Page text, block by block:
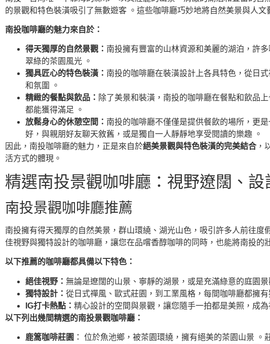
的景觀和特色裝潢吸引了無數遊客 。這些咖啡廳巧妙地將自然美景與人
南投咖啡廳的魅力來自於：
得天獨厚的自然景觀： 南投擁有豐富的山林資源和美麗的湖泊，許
翠綠的茶園風光 。
獨具匠心的特色裝潢： 南投的咖啡廳在裝潢設計上各具特色，從日
和氛圍 。
精緻的餐點與飲品： 除了美景和裝潢，南投的咖啡廳在餐點和飲品
都能獲得滿足 。
放鬆身心的休憩空間： 南投的咖啡廳不僅僅是提供餐飲的場所，更
好，與親朋好友聊天敘舊，或是獨自一人靜靜地享受閱讀的樂趣 。
因此，南投咖啡廳的魅力，正是來自於絕美景觀與特色裝潢的完美結合 ，
活方式的體現。
精選南投景觀咖啡廳：視野遼闊、
南投景觀咖啡廳推薦
南投擁有得天獨厚的自然美景，群山環繞、湖光山色，吸引許多人前往
佳視野與獨特設計的咖啡廳，讓您在品嚐香醇咖啡的同時，也能將南投的
以下推薦的咖啡廳都具備以下特色：
絕佳視野： 無論是遼闊的山景、寧靜的湖景，或是充滿綠意的庭園
獨特設計： 從日式禪風、歐式莊園，到工業風格，每間咖啡廳都擁
IG打卡熱點： 精心設計的空間與景觀，讓您隨手一拍都是美照，成
以下列出幾間精選的南投景觀咖啡廳：
鹿篙咖啡莊園 ： 位於魚池鄉，被茶園環繞，擁有絕美的茶園山景